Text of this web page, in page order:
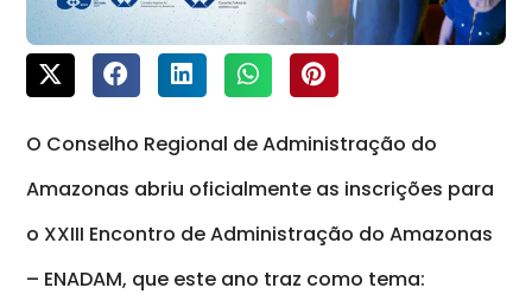
O Conselho Regional de Administração do
Amazonas abriu oficialmente as inscrições para
o XXIII Encontro de Administração do Amazonas
– ENADAM, que este ano traz como tema: